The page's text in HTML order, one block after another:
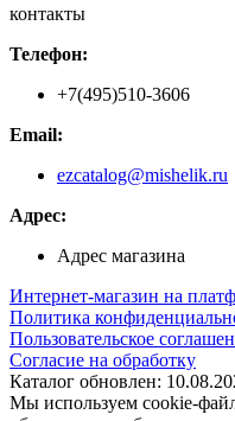
контакты
Телефон:
+7(495)510-3606
Email:
ezcatalog@mishelik.ru
Адрес:
Адрес магазина
Интернет-магазин на
Политика
Пользовательское
Согласие на обработку
Каталог обновлен:
Мы используем cookie-